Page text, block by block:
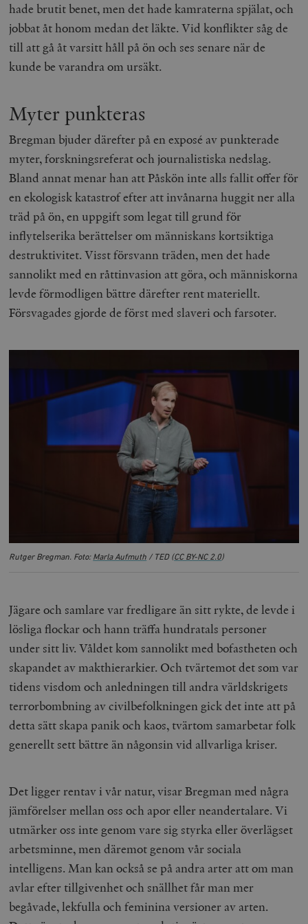
hade brutit benet, men det hade kamraterna spjälat, och
jobbat åt honom medan det läkte. Vid konflikter såg de
till att gå åt varsitt håll på ön och ses senare när de
kunde be varandra om ursäkt.
Myter punkteras
Bregman bjuder därefter på en exposé av punkterade
myter, forskningsreferat och journalistiska nedslag.
Bland annat menar han att Påskön inte alls fallit offer för
en ekologisk katastrof efter att invånarna huggit ner alla
träd på ön, en uppgift som legat till grund för
inflytelserika berättelser om människans kortsiktiga
destruktivitet. Visst försvann träden, men det hade
sannolikt med en råttinvasion att göra, och människorna
levde förmodligen bättre därefter rent materiellt.
Försvagades gjorde de först med slaveri och farsoter.
Rutger Bregman. Foto: Marla Aufmuth / TED (CC BY-NC 2.0)
Jägare och samlare var fredligare än sitt rykte, de levde i
lösliga flockar och hann träffa hundratals personer
under sitt liv. Våldet kom sannolikt med bofastheten och
skapandet av makthierarkier. Och tvärtemot det som var
tidens visdom och anledningen till andra världskrigets
terrorbombning av civilbefolkningen gick det inte att på
detta sätt skapa panik och kaos, tvärtom samarbetar folk
generellt sett bättre än någonsin vid allvarliga kriser.
Det ligger rentav i vår natur, visar Bregman med några
jämförelser mellan oss och apor eller neandertalare. Vi
utmärker oss inte genom vare sig styrka eller överlägset
arbetsminne, men däremot genom vår sociala
intelligens. Man kan också se på andra arter att om man
avlar efter tillgivenhet och snällhet får man mer
begåvade, lekfulla och feminina versioner av arten.